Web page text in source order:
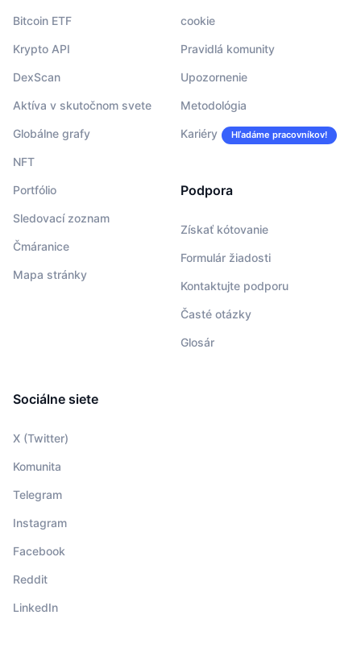
Bitcoin ETF
Krypto API
DexScan
Aktíva v skutočnom svete
Globálne grafy
NFT
Portfólio
Sledovací zoznam
Čmáranice
Mapa stránky
cookie
Pravidlá komunity
Upozornenie
Metodológia
Kariéry Hľadáme pracovníkov!
Podpora
Získať kótovanie
Formulár žiadosti
Kontaktujte podporu
Časté otázky
Glosár
Sociálne siete
X (Twitter)
Komunita
Telegram
Instagram
Facebook
Reddit
LinkedIn